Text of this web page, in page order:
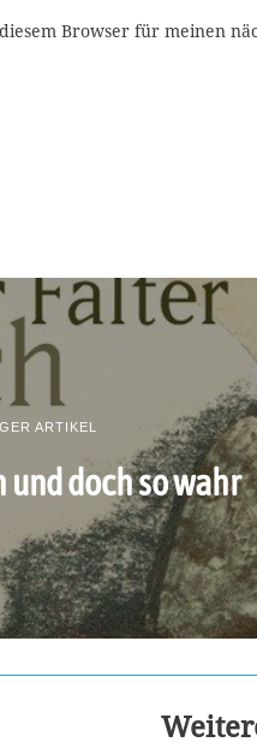
Browser für meinen
ARTIKEL
und doch so wahr